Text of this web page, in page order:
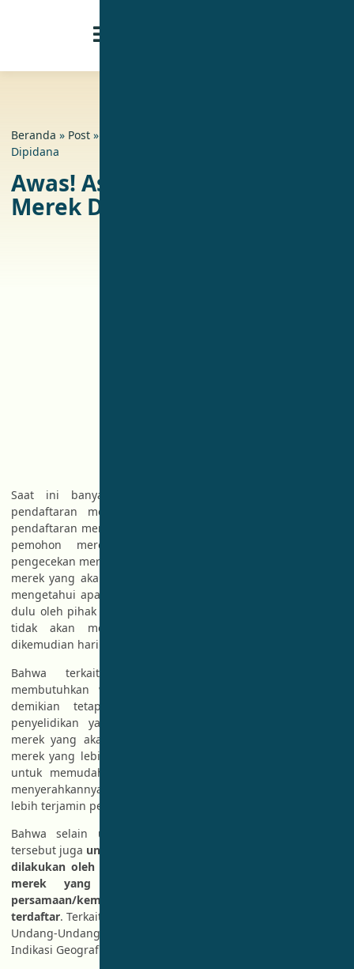
Beranda » Post »
Dipidana
Awas! Asal Mendaftarkan
Merek Dapat Dipidana
Saat ini banyak pihak yang menyepelekan persoalan
pendaftaran merek, sehingga saat proses permohonan
pendaftaran merek tidak dilakukan dengan hati-hati, dimana
pemohon merek (orang/perusahaan) tidak melakukan
pengecekan merek terlebih dahulu untuk memastikan apakah
merek yang akan didaftarakan aman atau tidak, yaitu untuk
mengetahui apakah merek tersebut sudah didaftarkan lebih
dulu oleh pihak lain atau belum, sehingga dengan demikian
tidak akan menimbulkan konsekuensi hukum apapun
dikemudian hari.
Bahwa terkait pengecekan merek sendiri hanya
membutuhkan waktu beberapa menit, namun walaupun
demikian tetap dibutuhkan kemampuan analisa dan
penyelidikan yang mumpuni untuk menentukan apakah
merek yang akan didaftarkan memiliki persamaan dengan
merek yang lebih dulu terdaftar atau tidak. Oleh karenanya
untuk memudahkan maka tidak sedikit orang/perusahaan
menyerahkannya kepada konsultan Kekayaan Intelektual agar
lebih terjamin permohonan merek yang akan dilakukan.
Bahwa selain untuk menjamin permohonan merek, hal
tersebut juga untuk menghindari adanya upaya pidana yang
dilakukan oleh pemilik merek terdaftar kepada pemohon
merek yang baru mengajukan namun memiliki
persamaan/kemiripan dengan merek yang lebih dulu
terdaftar. Terkait hal ini juga dengan tegas disebutkan dalam
Undang-Undang Nomor 20 tahun 2016 tentang Merek dan
Indikasi Geografis, yaitu :